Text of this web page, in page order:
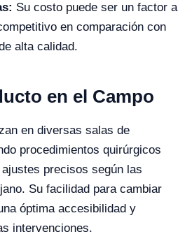
Su costo puede ser un factor a
en comparación con
alta calidad.
en el Campo
en diversas salas de
procedimientos quirúrgicos
precisos según las
Su facilidad para cambiar
óptima accesibilidad y
intervenciones.